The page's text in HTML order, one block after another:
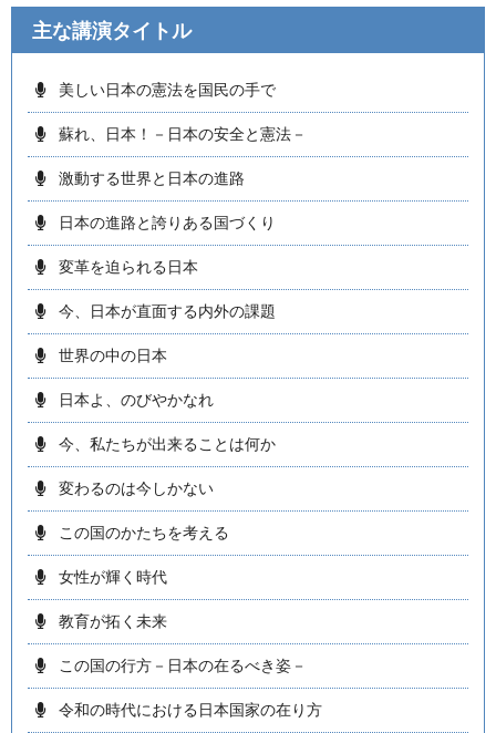
主な講演タイトル
美しい日本の憲法を国民の手で
蘇れ、日本！－日本の安全と憲法－
激動する世界と日本の進路
日本の進路と誇りある国づくり
変革を迫られる日本
今、日本が直面する内外の課題
世界の中の日本
日本よ、のびやかなれ
今、私たちが出来ることは何か
変わるのは今しかない
この国のかたちを考える
女性が輝く時代
教育が拓く未来
この国の行方－日本の在るべき姿－
令和の時代における日本国家の在り方